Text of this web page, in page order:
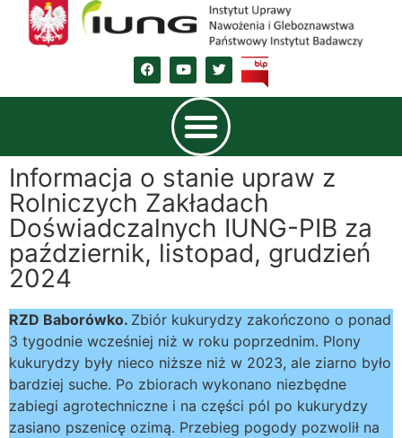
Informacja o stanie upraw z
Rolniczych Zakładach
Doświadczalnych IUNG-PIB za
październik, listopad, grudzień
2024
RZD Baborówko. Zbiór kukurydzy zakończono o ponad
3 tygodnie wcześniej niż w roku poprzednim. Plony
kukurydzy były nieco niższe niż w 2023, ale ziarno było
bardziej suche. Po zbiorach wykonano niezbędne
zabiegi agrotechniczne i na części pól po kukurydzy
zasiano pszenicę ozimą. Przebieg pogody pozwolił na